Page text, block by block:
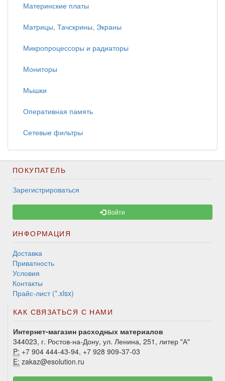
Материнские платы
Матрицы, Тачскрины, Экраны
Микропроцессоры и радиаторы
Мониторы
Мышки
Оперативная память
Сетевые фильтры
ПОКУПАТЕЛЬ
Зарегистрироваться
Войти
ИНФОРМАЦИЯ
Доставка
Приватность
Условия
Контакты
Прайс-лист (*.xlsx)
КАК СВЯЗАТЬСЯ С НАМИ
Интернет-магазин расходных материалов
344023, г. Ростов-на-Дону, ул. Ленина, 251, литер "А"
P: +7 904 444-43-94, +7 928 909-37-03
E: zakaz@esolution.ru